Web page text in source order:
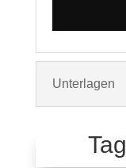
Unterlagen